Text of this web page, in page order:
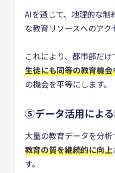
AIを通じて、地理的な
な教育リソースへのアク
これにより、都市部だけ
生徒にも同等の教育機会
の機会を平等にします。
⑤データ活用によ
大量の教育データを分
教育の質を継続的に向上
す。